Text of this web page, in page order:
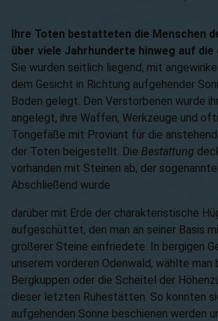
Ihre Toten bestatteten die Menschen
über viele Jahrhunderte hinweg auf die
Sie wurden seitlich liegend, mit
dem Gesicht in Richtung aufgehender
Boden gelegt. Den Verstorbenen wurde
angelegt, ihre Waffen, Werkzeuge und
Tongefäße mit Proviant für die
der Toten beigestellt. Die Bestattung
vorhanden mit Steinen ab, der
Abschließend wurde
darüber mit Erde der charakteristische
aufgeschüttet, den man an seiner Basis
größerer Steine einfriedete. In bergigen
unserem vorderen Odenwald, wählte man
Bergkuppen oder die Scheitel der
dieser letzten Ruhestätten. So konnten
aufgehenden Sonne beschienen werden